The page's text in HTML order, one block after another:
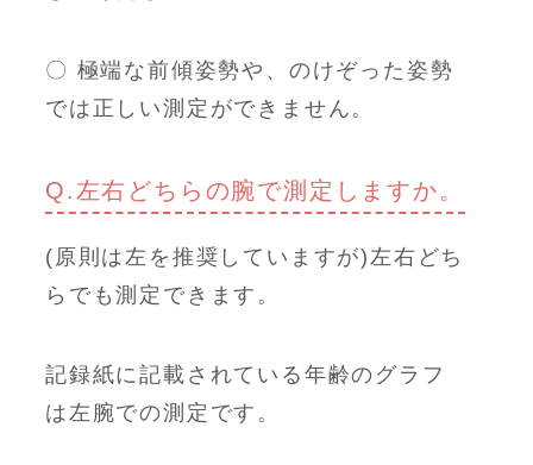
〇 極端な前傾姿勢や、のけぞった姿勢
では正しい測定ができません。
Q.左右どちらの腕で測定しますか。
(原則は左を推奨していますが)左右どち
らでも測定できます。
記録紙に記載されている年齢のグラフ
は左腕での測定です。